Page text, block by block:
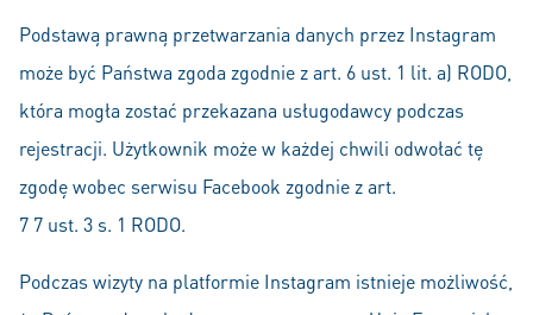
Podstawą prawną przetwarzania danych przez Instagram
może być Państwa zgoda zgodnie z art. 6 ust. 1 lit. a) RODO,
która mogła zostać przekazana usługodawcy podczas
rejestracji. Użytkownik może w każdej chwili odwołać tę
zgodę wobec serwisu Facebook zgodnie z art.
7 7 ust. 3 s. 1 RODO.
Podczas wizyty na platformie Instagram istnieje możliwość,